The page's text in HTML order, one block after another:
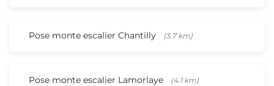
Pose monte escalier Chantilly (3.7 km)
Pose monte escalier Lamorlaye (4.1 km)